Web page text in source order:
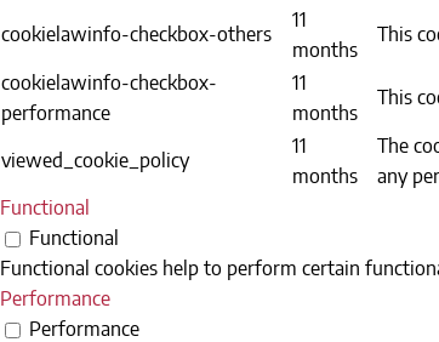
cookielawinfo-checkbox-others
11
months
This
cookielawinfo-checkbox-
performance
11
months
This
viewed_cookie_policy
11
months
The
any
Functional
Functional
Functional cookies help to perform certain
Performance
Performance